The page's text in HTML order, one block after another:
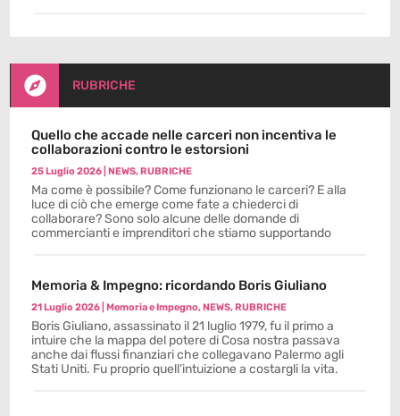
 RUBRICHE
Quello che accade nelle carceri non incentiva le
collaborazioni contro le estorsioni
25 Luglio 2026 |NEWS,RUBRICHE
Ma come è possibile? Come funzionano le carceri? E alla
luce di ciò che emerge come fate a chiederci di
collaborare? Sono solo alcune delle domande di
commercianti e imprenditori che stiamo supportando
Memoria & Impegno: ricordando Boris Giuliano
21 Luglio 2026 |Memoria e Impegno,NEWS,RUBRICHE
Boris Giuliano, assassinato il 21 luglio 1979, fu il primo a
intuire che la mappa del potere di Cosa nostra passava
anche dai flussi finanziari che collegavano Palermo agli
Stati Uniti. Fu proprio quell’intuizione a costargli la vita.